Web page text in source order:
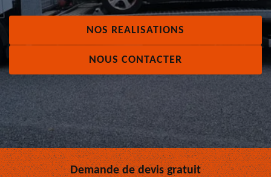
NOS REALISATIONS
NOUS CONTACTER
Demande de devis gratuit